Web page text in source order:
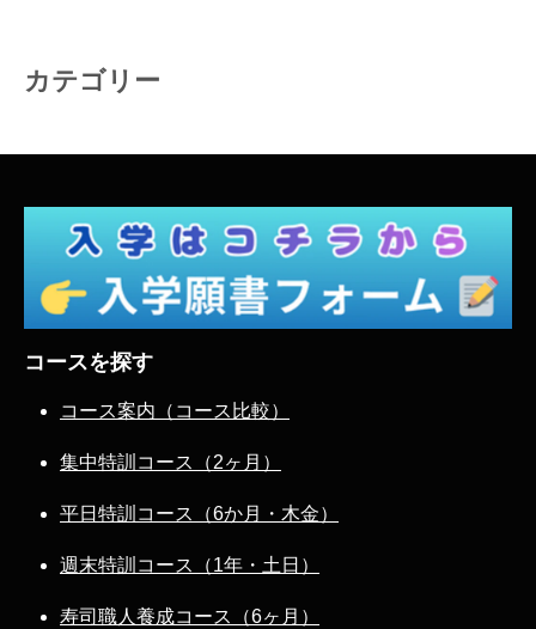
カテゴリー
コースを探す
コース案内（コース比較）
集中特訓コース（2ヶ月）
平日特訓コース（6か月・木金）
週末特訓コース（1年・土日）
寿司職人養成コース（6ヶ月）